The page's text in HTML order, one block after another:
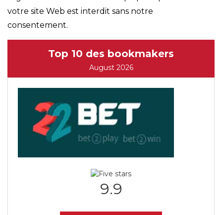
votre site Web est interdit sans notre
consentement.
Top 10 des bookmakers
August 2026
9.9